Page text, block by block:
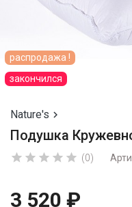
распродажа !
закончился
Nature's 
Подушка
     (0)
3 520 ₽